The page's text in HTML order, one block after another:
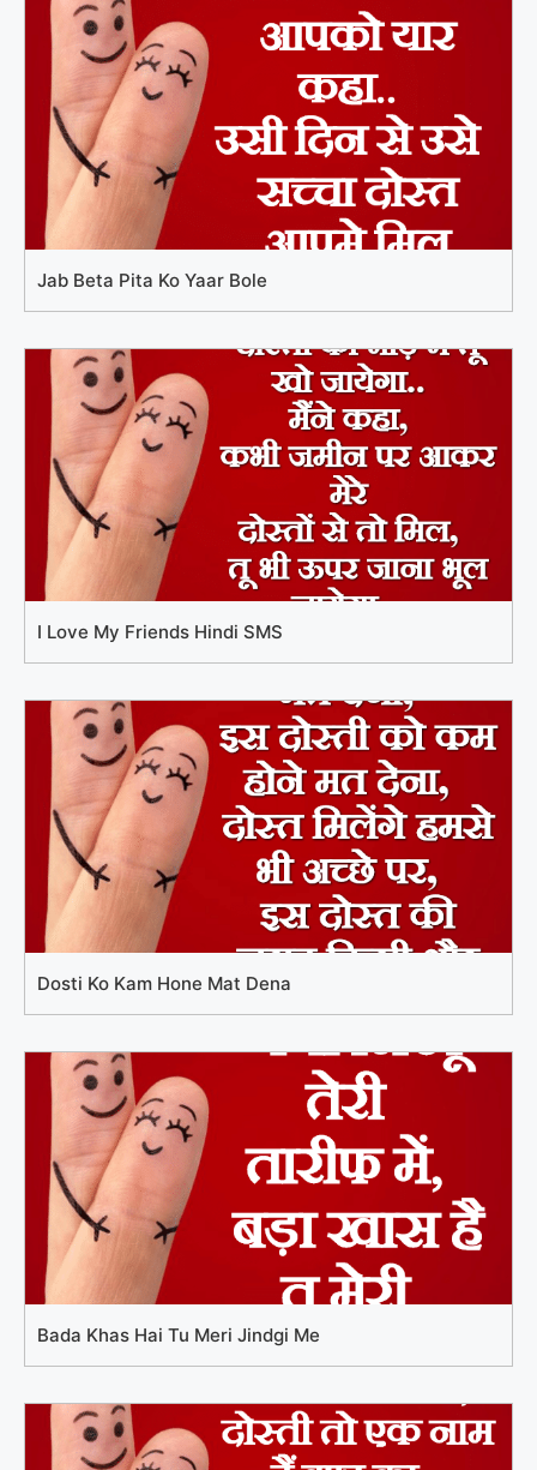
Jab Beta Pita Ko Yaar Bole
I Love My Friends Hindi SMS
Dosti Ko Kam Hone Mat Dena
Bada Khas Hai Tu Meri Jindgi Me